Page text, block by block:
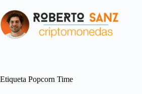
al
contenido
Etiqueta Popcorn Time